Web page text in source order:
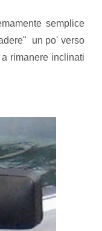
semplice
un po' verso
rimanere inclinati